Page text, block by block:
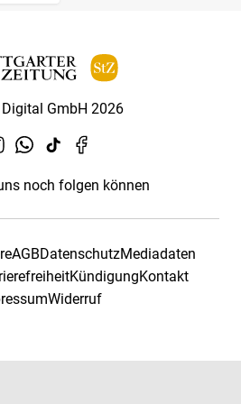
GmbH 2026
noch folgen können
AGBDatenschutzMediadaten
KündigungKontakt
Widerruf